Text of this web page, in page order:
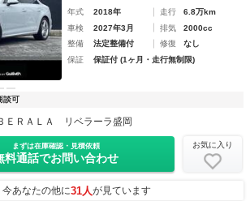
年式 2018年 走行
6.8万km
車検
2027年3月 排気
2000cc
整備
法定整備付 修復
なし
保証
保証付 (1ヶ月・走行無制限)
可
ＥＲＡＬＡ リベラーラ盛岡
まずは在庫確認・見積依頼
料通話でお問い合わせ
お気に入り
今あなたの他に31人が見ています